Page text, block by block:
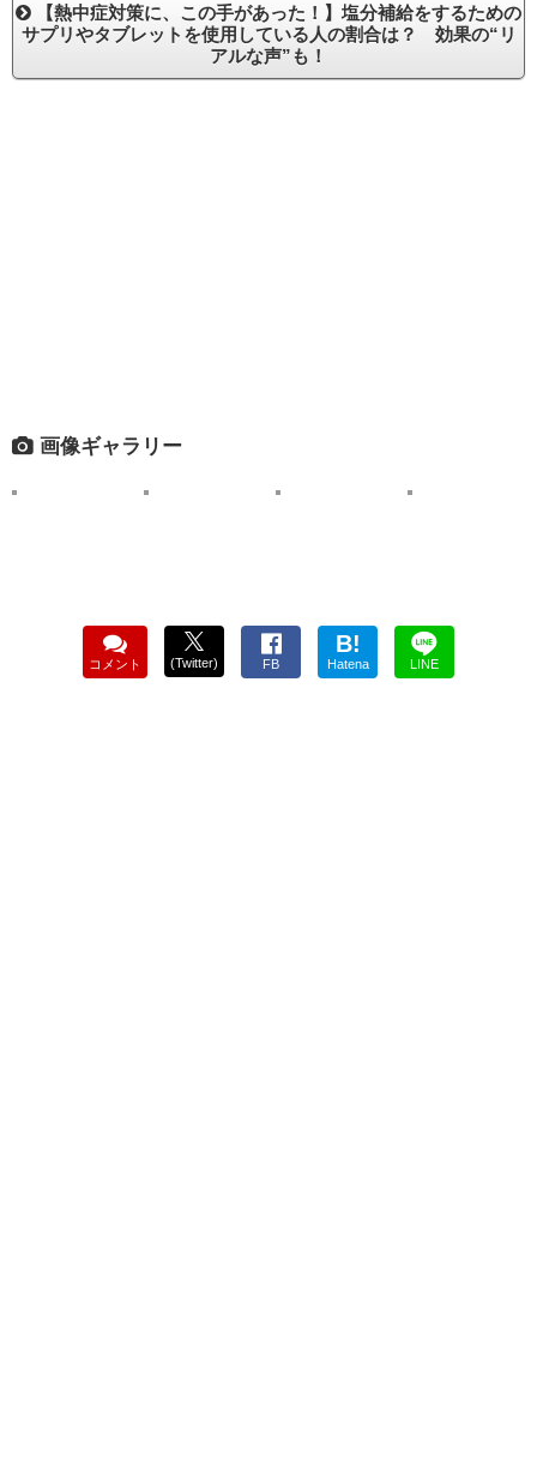
【熱中症対策に、この手があった！】塩分補給をするための
サプリやタブレットを使用している人の割合は？ 効果の“リ
アルな声”も！
画像ギャラリー
コメント (Twitter) FB
B!
Hatena LINE